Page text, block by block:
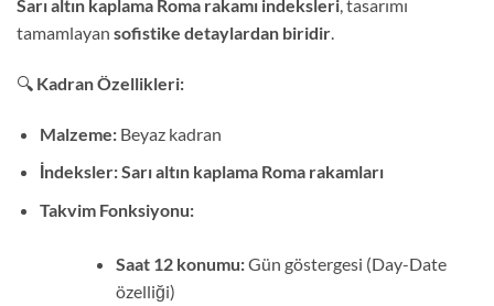
Sarı altın kaplama Roma rakamı indeksleri, tasarımı
tamamlayan sofistike detaylardan biridir.
🔍 Kadran Özellikleri:
Malzeme:Beyaz kadran
İndeksler:Sarı altın kaplama Roma rakamları
Takvim Fonksiyonu:
Saat 12 konumu:Gün göstergesi (Day-Date
özelliği)